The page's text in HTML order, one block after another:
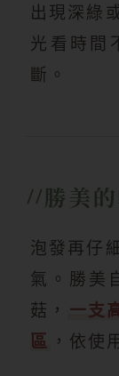
出現深綠
光看時間
斷。
勝美
泡發再仔
氣。勝美
菇，
一支
區 ，依使